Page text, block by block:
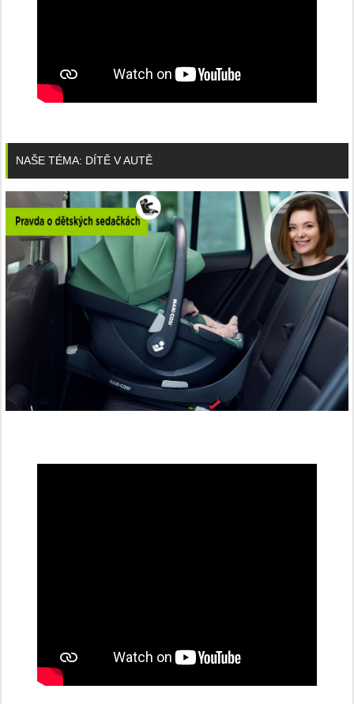
NAŠE TÉMA: DÍTĚ V AUTĚ